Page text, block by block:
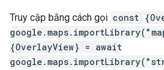
Truy cập bằng cách gọi const
{OverlayView} = await